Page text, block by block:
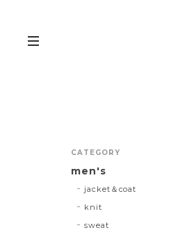
CATEGORY
men's
jacket＆coat
knit
sweat